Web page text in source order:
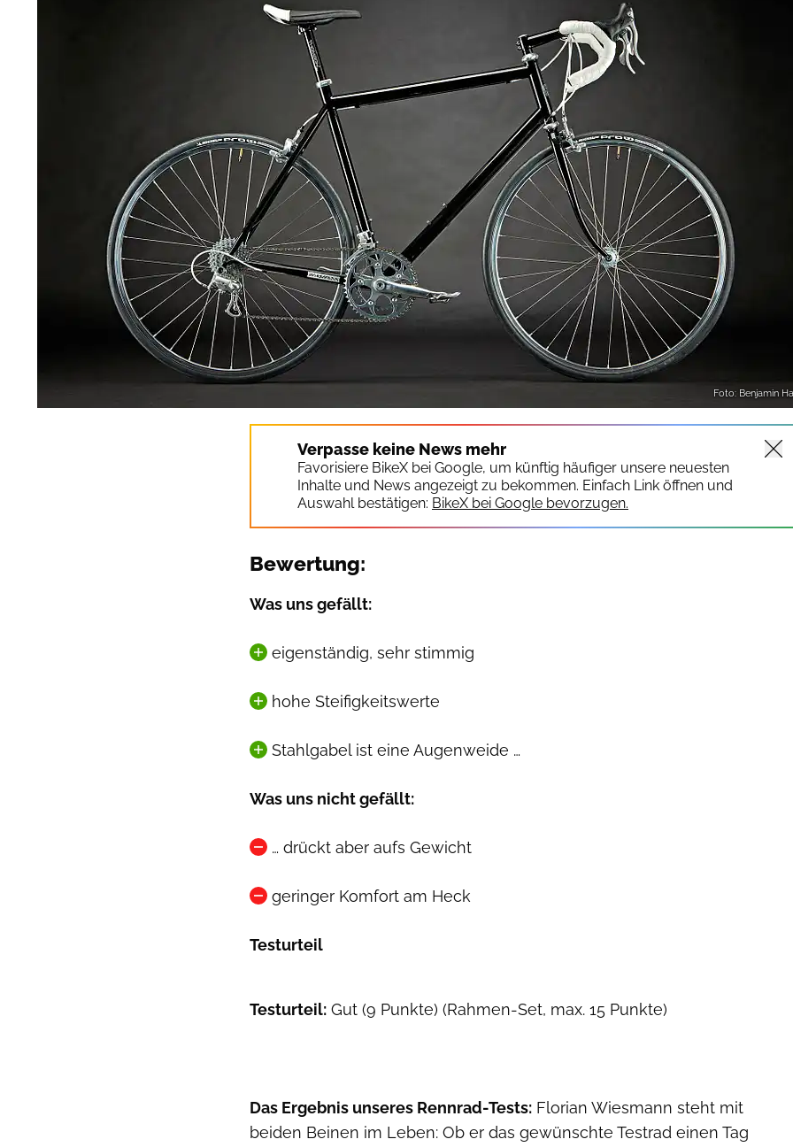
Foto: Benjamin
Verpasse keine News mehr
Favorisiere BikeX bei Google, um künftig häufiger unsere neuesten
Inhalte und News angezeigt zu bekommen. Einfach Link öffnen und
Auswahl bestätigen: BikeX bei Google bevorzugen.
Bewertung:
Was uns gefällt:
eigenständig, sehr stimmig
hohe Steifigkeitswerte
Stahlgabel ist eine Augenweide …
Was uns nicht gefällt:
… drückt aber aufs Gewicht
geringer Komfort am Heck
Testurteil
Testurteil: Gut (9 Punkte) (Rahmen-Set, max. 15 Punkte)
Das Ergebnis unseres Rennrad-Tests: Florian Wiesmann steht mit
beiden Beinen im Leben: Ob er das gewünschte Testrad einen Tag